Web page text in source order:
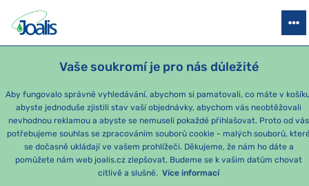
Vaše soukromí je pro nás důležité
Aby fungovalo správně vyhledávání, abychom si pamatovali, co máte v
abyste jednoduše zjistili stav vaší objednávky, abychom vás neobtěžovali
nevhodnou reklamou a abyste se nemuseli pokaždé přihlašovat. Proto od vás
potřebujeme souhlas se zpracováním souborů cookie - malých souborů,
se dočasně ukládají ve vašem prohlížeči. Děkujeme, že nám ho dáte a
pomůžete nám web joalis.cz zlepšovat. Budeme se k vašim datům chovat
citlivě a slušně. Více informací
PRODUKTY PODLE OBTÍŽÍ SEZÓNNÍ BALÍČKY PRO DĚTI
e-shop Joalis Podle obtíží PSYCHIKA Výkyvy nálad
Výkyvy nálad
PRODUKTY PODLE